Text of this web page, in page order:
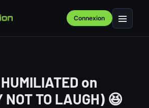
Connexion Menu
on
TO LAUGH) 😆